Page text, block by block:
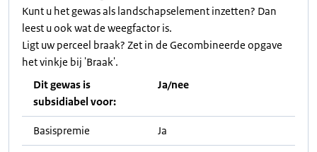
Kunt u het gewas als landschapselement inzetten? Dan
leest u ook wat de weegfactor is.
Ligt uw perceel braak? Zet in de Gecombineerde opgave
het vinkje bij 'Braak'.
Dit gewas is
subsidiabel voor:
Ja/nee
Basispremie Ja